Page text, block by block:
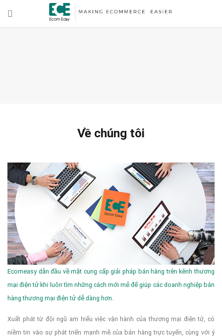
Về chúng tôi
Ecomeasy dẫn đầu về mặt cung cấp giải pháp bán hàng trên kênh thương
mại điện tử khi luôn tìm những cách mới mẻ để giúp các doanh nghiệp bán
hàng thương mại điện tử dễ dàng hơn.
Xuất phát từ đội ngũ am hiểu việc vận hành của thương mại điện tử, có
niềm tin vào sự phát triển mạnh mẽ của bán hàng trực tuyến, cùng với ý